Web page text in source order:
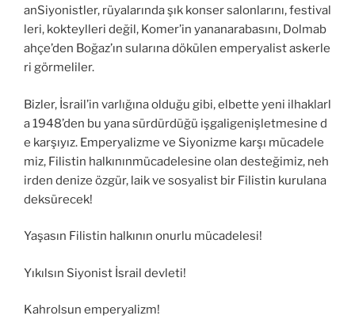
anSiyonistler, rüyalarında şık konser salonlarını, festival
leri, kokteylleri değil, Komer’in yananarabasını, Dolmab
ahçe’den Boğaz’ın sularına dökülen emperyalist askerle
ri görmeliler.
Bizler, İsrail’in varlığına olduğu gibi, elbette yeni ilhaklarl
a 1948’den bu yana sürdürdüğü işgaligenişletmesine d
e karşıyız. Emperyalizme ve Siyonizme karşı mücadele
miz, Filistin halkınınmücadelesine olan desteğimiz, neh
irden denize özgür, laik ve sosyalist bir Filistin kurulana
deksürecek!
Yaşasın Filistin halkının onurlu mücadelesi!
Yıkılsın Siyonist İsrail devleti!
Kahrolsun emperyalizm!